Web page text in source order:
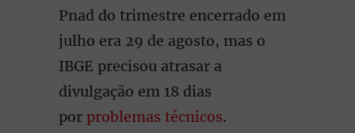
Pnad do trimestre encerrado em
julho era 29 de agosto, mas o
IBGE precisou atrasar a
divulgação em 18 dias
por problemas técnicos.